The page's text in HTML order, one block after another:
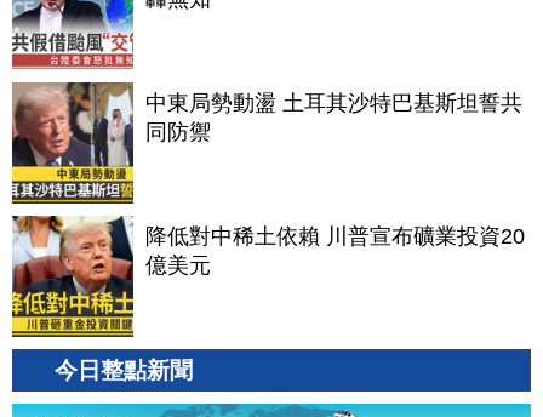
中東局勢動盪 土耳其沙特巴基斯坦誓共
同防禦
降低對中稀土依賴 川普宣布礦業投資20
億美元
今日整點新聞